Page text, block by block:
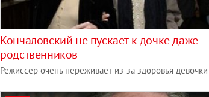
Кончаловский не пускает к дочке даже
родственников
Режиссер очень переживает из-за здоровья девочки